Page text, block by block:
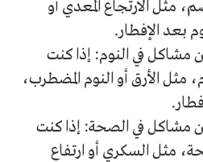
مثل الارتجاع المعدي أو
بعد الإفطار.
مشاكل في النوم: إذا كنت
مثل الأرق أو النوم المضطرب،
مشاكل في الصحة: إذا كنت
مثل السكري أو ارتفاع